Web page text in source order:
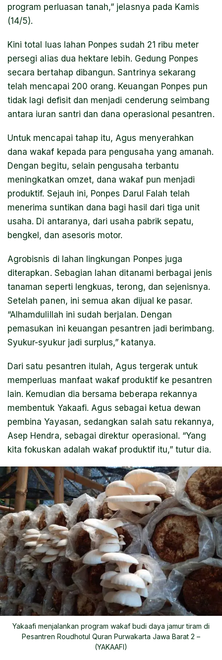
program perluasan tanah,” jelasnya pada Kamis
(14/5).
Kini total luas lahan Ponpes sudah 21 ribu meter
persegi alias dua hektare lebih. Gedung Ponpes
secara bertahap dibangun. Santrinya sekarang
telah mencapai 200 orang. Keuangan Ponpes pun
tidak lagi defisit dan menjadi cenderung seimbang
antara iuran santri dan dana operasional pesantren.
Untuk mencapai tahap itu, Agus menyerahkan
dana wakaf kepada para pengusaha yang amanah.
Dengan begitu, selain pengusaha terbantu
meningkatkan omzet, dana wakaf pun menjadi
produktif. Sejauh ini, Ponpes Darul Falah telah
menerima suntikan dana bagi hasil dari tiga unit
usaha. Di antaranya, dari usaha pabrik sepatu,
bengkel, dan asesoris motor.
Agrobisnis di lahan lingkungan Ponpes juga
diterapkan. Sebagian lahan ditanami berbagai jenis
tanaman seperti lengkuas, terong, dan sejenisnya.
Setelah panen, ini semua akan dijual ke pasar.
“Alhamdulillah ini sudah berjalan. Dengan
pemasukan ini keuangan pesantren jadi berimbang.
Syukur-syukur jadi surplus,” katanya.
Dari satu pesantren itulah, Agus tergerak untuk
memperluas manfaat wakaf produktif ke pesantren
lain. Kemudian dia bersama beberapa rekannya
membentuk Yakaafi. Agus sebagai ketua dewan
pembina Yayasan, sedangkan salah satu rekannya,
Asep Hendra, sebagai direktur operasional. “Yang
kita fokuskan adalah wakaf produktif itu,” tutur dia.
Yakaafi menjalankan program wakaf budi daya jamur tiram di
Pesantren Roudhotul Quran Purwakarta Jawa Barat 2 –
(YAKAAFI)